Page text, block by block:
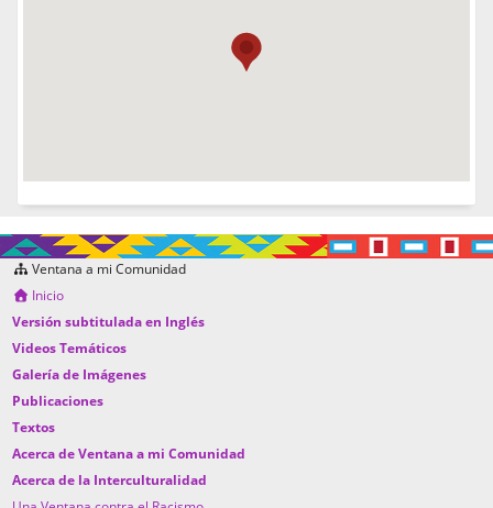
Ventana a mi Comunidad
Inicio
Versión subtitulada en Inglés
Videos Temáticos
Galería de Imágenes
Publicaciones
Textos
Acerca de Ventana a mi Comunidad
Acerca de la Interculturalidad